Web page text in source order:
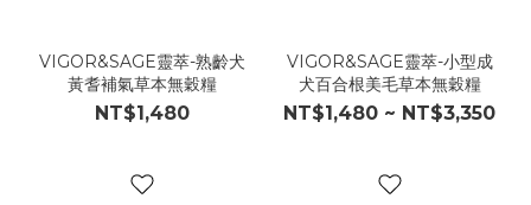
VIGOR&SAGE靈萃-熟齡犬
黃耆補氣草本無穀糧
NT$1,480
VIGOR&SAGE靈萃-小型成
犬百合根美毛草本無穀糧
NT$1,480 ~ NT$3,350